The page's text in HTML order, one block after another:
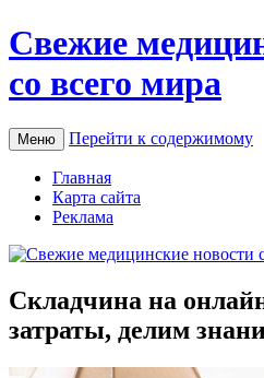
Свежие
со всего мира
Меню Перейти к содержимому
Главная
Карта сайта
Реклама
Складчина на
затраты, делим